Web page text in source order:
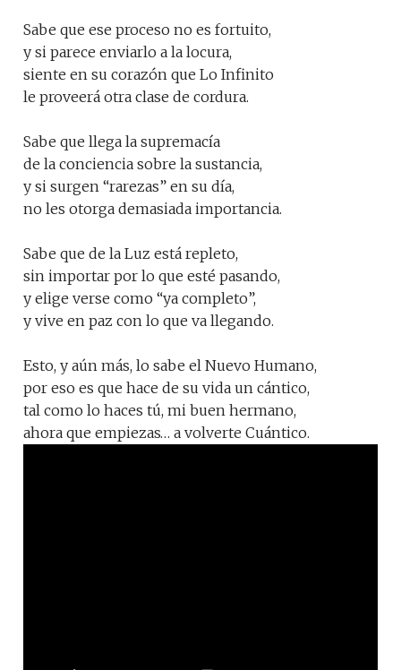
Sabe que ese proceso no es fortuito,
y si parece enviarlo a la locura,
siente en su corazón que Lo Infinito
le proveerá otra clase de cordura.
Sabe que llega la supremacía
de la conciencia sobre la sustancia,
y si surgen “rarezas” en su día,
no les otorga demasiada importancia.
Sabe que de la Luz está repleto,
sin importar por lo que esté pasando,
y elige verse como “ya completo”,
y vive en paz con lo que va llegando.
Esto, y aún más, lo sabe el Nuevo Humano,
por eso es que hace de su vida un cántico,
tal como lo haces tú, mi buen hermano,
ahora que empiezas… a volverte Cuántico.